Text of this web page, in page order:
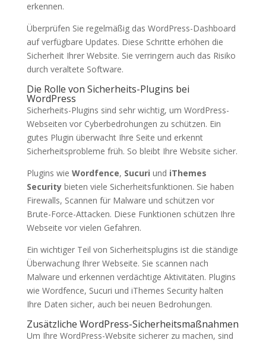
erkennen.
Überprüfen Sie regelmäßig das WordPress-Dashboard
auf verfügbare Updates. Diese Schritte erhöhen die
Sicherheit Ihrer Website. Sie verringern auch das Risiko
durch veraltete Software.
Die Rolle von Sicherheits-Plugins bei
WordPress
Sicherheits-Plugins sind sehr wichtig, um WordPress-
Webseiten vor Cyberbedrohungen zu schützen. Ein
gutes Plugin überwacht Ihre Seite und erkennt
Sicherheitsprobleme früh. So bleibt Ihre Website sicher.
Plugins wie Wordfence, Sucuri und iThemes
Securitybieten viele Sicherheitsfunktionen. Sie haben
Firewalls, Scannen für Malware und schützen vor
Brute-Force-Attacken. Diese Funktionen schützen Ihre
Webseite vor vielen Gefahren.
Ein wichtiger Teil von Sicherheitsplugins ist die ständige
Überwachung Ihrer Webseite. Sie scannen nach
Malware und erkennen verdächtige Aktivitäten. Plugins
wie Wordfence, Sucuri und iThemes Security halten
Ihre Daten sicher, auch bei neuen Bedrohungen.
Zusätzliche WordPress-Sicherheitsmaßnahmen
Um Ihre WordPress-Website sicherer zu machen, sind